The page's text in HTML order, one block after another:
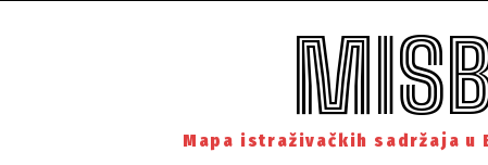
Mapa istraživačkih sadržaja u